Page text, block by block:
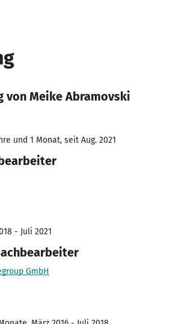
von Meike Abramovski
und 1 Monat, seit Aug. 2021
- Juli 2021
GmbH